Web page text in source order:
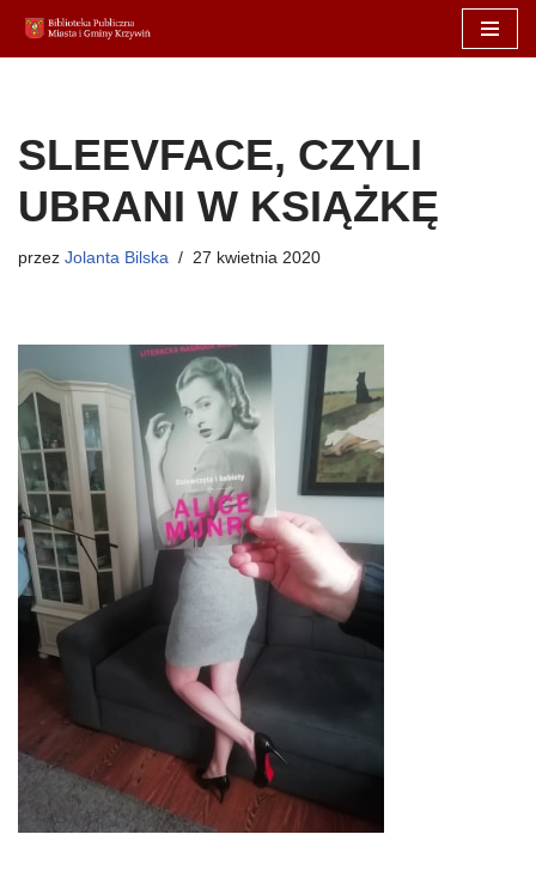
Przejdź
SLEEVFACE, CZYLI
UBRANI W KSIĄŻKĘ
przez Jolanta Bilska 27 kwietnia 2020